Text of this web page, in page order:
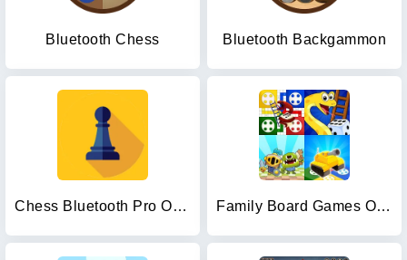
Bluetooth Chess Bluetooth Backgammon
Chess Bluetooth Pro Online Family Board Games Offline